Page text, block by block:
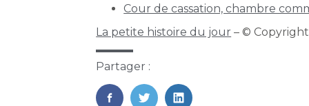
Cour de cassation, chambre
La petite histoire du jour – ©
Partager :